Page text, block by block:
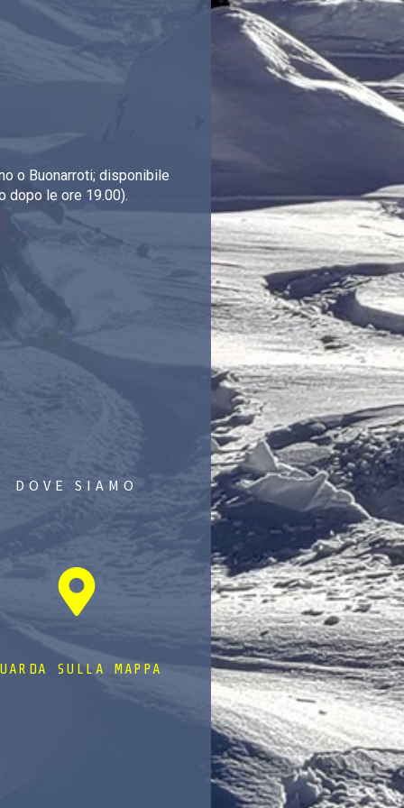
o Buonarroti; disponibile
dopo le ore 19.00).
DOVE SIAMO
SULLA MAPPA